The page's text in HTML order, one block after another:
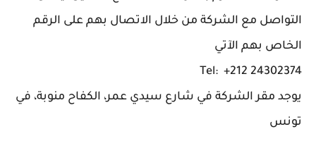
التواصل مع الشركة من خلال الاتصال بهم على الرقم
الخاص بهم الآتي
Tel: +212 24302374
يوجد مقر الشركة في شارع سيدي عمر، الكفاح منوبة، في
تونس